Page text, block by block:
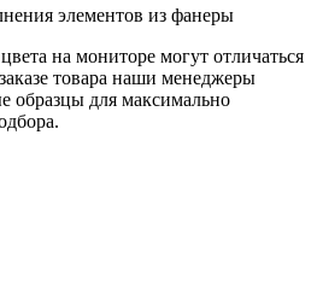
элементов из фанеры
на мониторе могут отличаться
товара наши менеджеры
образцы для максимально